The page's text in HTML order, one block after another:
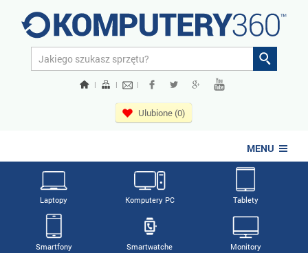
| | |
Ulubione (0)
MENU
Laptopy Komputery PC Tablety
Smartfony Smartwatche Monitory